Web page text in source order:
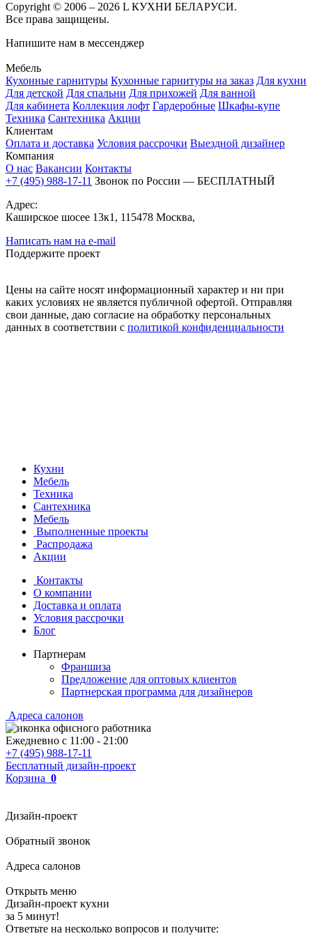
Copyright © 2006 – 2026 L КУХНИ БЕЛАРУСИ.
Все права защищены.
Напишите нам в мессенджер
Мебель
Кухонные гарнитуры Кухонные гарнитуры на заказ Для кухни
Для детской Для спальни Для прихожей Для ванной
Для кабинета Коллекция лофт Гардеробные Шкафы-купе
Техника Сантехника Акции
Клиентам
Оплата и доставка Условия рассрочки Выездной дизайнер
Компания
О нас Вакансии Контакты
+7 (495) 988-17-11 Звонок по России — БЕСПЛАТНЫЙ
Адрес:
Каширское шосее 13к1, 115478 Москва,
Написать нам на e-mail
Поддержите проект
Цены на сайте носят информационный характер и ни при
каких условиях не является публичной офертой. Отправляя
свои данные, даю согласие на обработку персональных
данных в соответствии с политикой конфиденциальности
Кухни
Мебель
Техника
Сантехника
Мебель
Выполненные проекты
Распродажа
Акции
Контакты
О компании
Доставка и оплата
Условия рассрочки
Блог
Партнерам
Франшиза
Предложение для оптовых клиентов
Партнерская программа для дизайнеров
Адреса салонов
Ежедневно с 11:00 - 21:00
+7 (495) 988-17-11
Бесплатный дизайн-проект
Корзина 0
Дизайн-проект
Обратный звонок
Адреса салонов
Открыть меню
Дизайн-проект кухни
за 5 минут!
Ответьте на несколько вопросов и получите: